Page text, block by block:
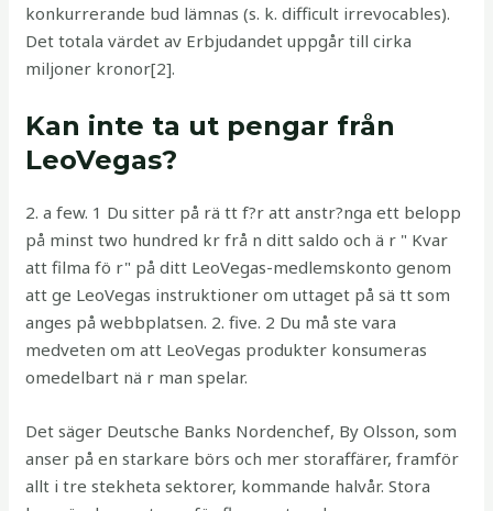
konkurrerande bud lämnas (s. k. difficult irrevocables).
Det totala värdet av Erbjudandet uppgår till cirka
miljoner kronor[2].
Kan inte ta ut pengar från
LeoVegas?
2. a few. 1 Du sitter på rä tt f?r att anstr?nga ett belopp
på minst two hundred kr frå n ditt saldo och ä r " Kvar
att filma fö r" på ditt LeoVegas-medlemskonto genom
att ge LeoVegas instruktioner om uttaget på sä tt som
anges på webbplatsen. 2. five. 2 Du må ste vara
medveten om att LeoVegas produkter konsumeras
omedelbart nä r man spelar.
Det säger Deutsche Banks Nordenchef, By Olsson, som
anser på en starkare börs och mer storaffärer, framför
allt i tre stekheta sektorer, kommande halvår. Stora